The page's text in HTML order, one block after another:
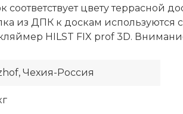
соответствует цвету террасной
из ДПК к доскам
HILST FIX prof 3D.
Чехия-Россия